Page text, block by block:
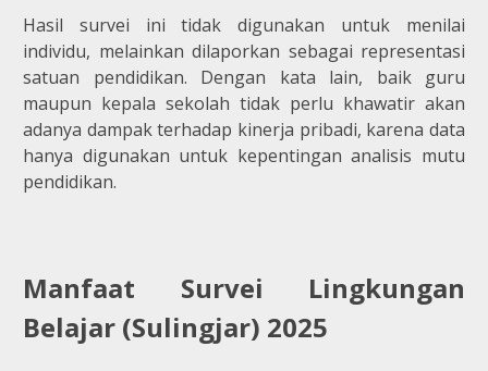
Hasil survei ini tidak digunakan untuk menilai
individu, melainkan dilaporkan sebagai representasi
satuan pendidikan. Dengan kata lain, baik guru
maupun kepala sekolah tidak perlu khawatir akan
adanya dampak terhadap kinerja pribadi, karena data
hanya digunakan untuk kepentingan analisis mutu
pendidikan.
Manfaat Survei Lingkungan
Belajar (Sulingjar) 2025